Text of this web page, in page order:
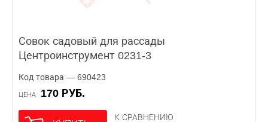
Совок садовый для рассады
Центроинструмент 0231-3
Код товара — 690423
ЦЕНА 170 РУБ.
К СРАВНЕНИЮ